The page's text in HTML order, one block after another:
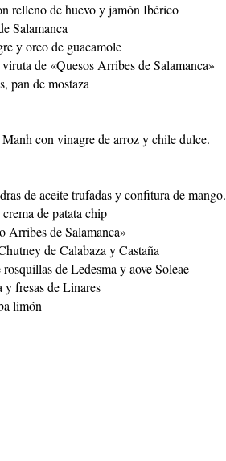
relleno de huevo y jamón Ibérico
Salamanca
y oreo de guacamole
de «Quesos Arribes de Salamanca»
pan de mostaza
con vinagre de arroz y chile dulce.
de aceite trufadas y confitura de mango.
de patata chip
Arribes de Salamanca»
de Calabaza y Castaña
de Ledesma y aove Soleae
fresas de Linares
limón